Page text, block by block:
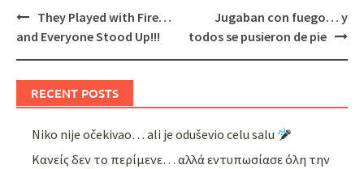
Post
navigation
They Played with Fire…
and Everyone Stood Up!!!
Jugaban con fuego… y
todos se pusieron de pie
RECENT POSTS
Niko nije očekivao… ali je oduševio celu salu
Κανείς δεν το περίμενε… αλλά εντυπωσίασε όλη την